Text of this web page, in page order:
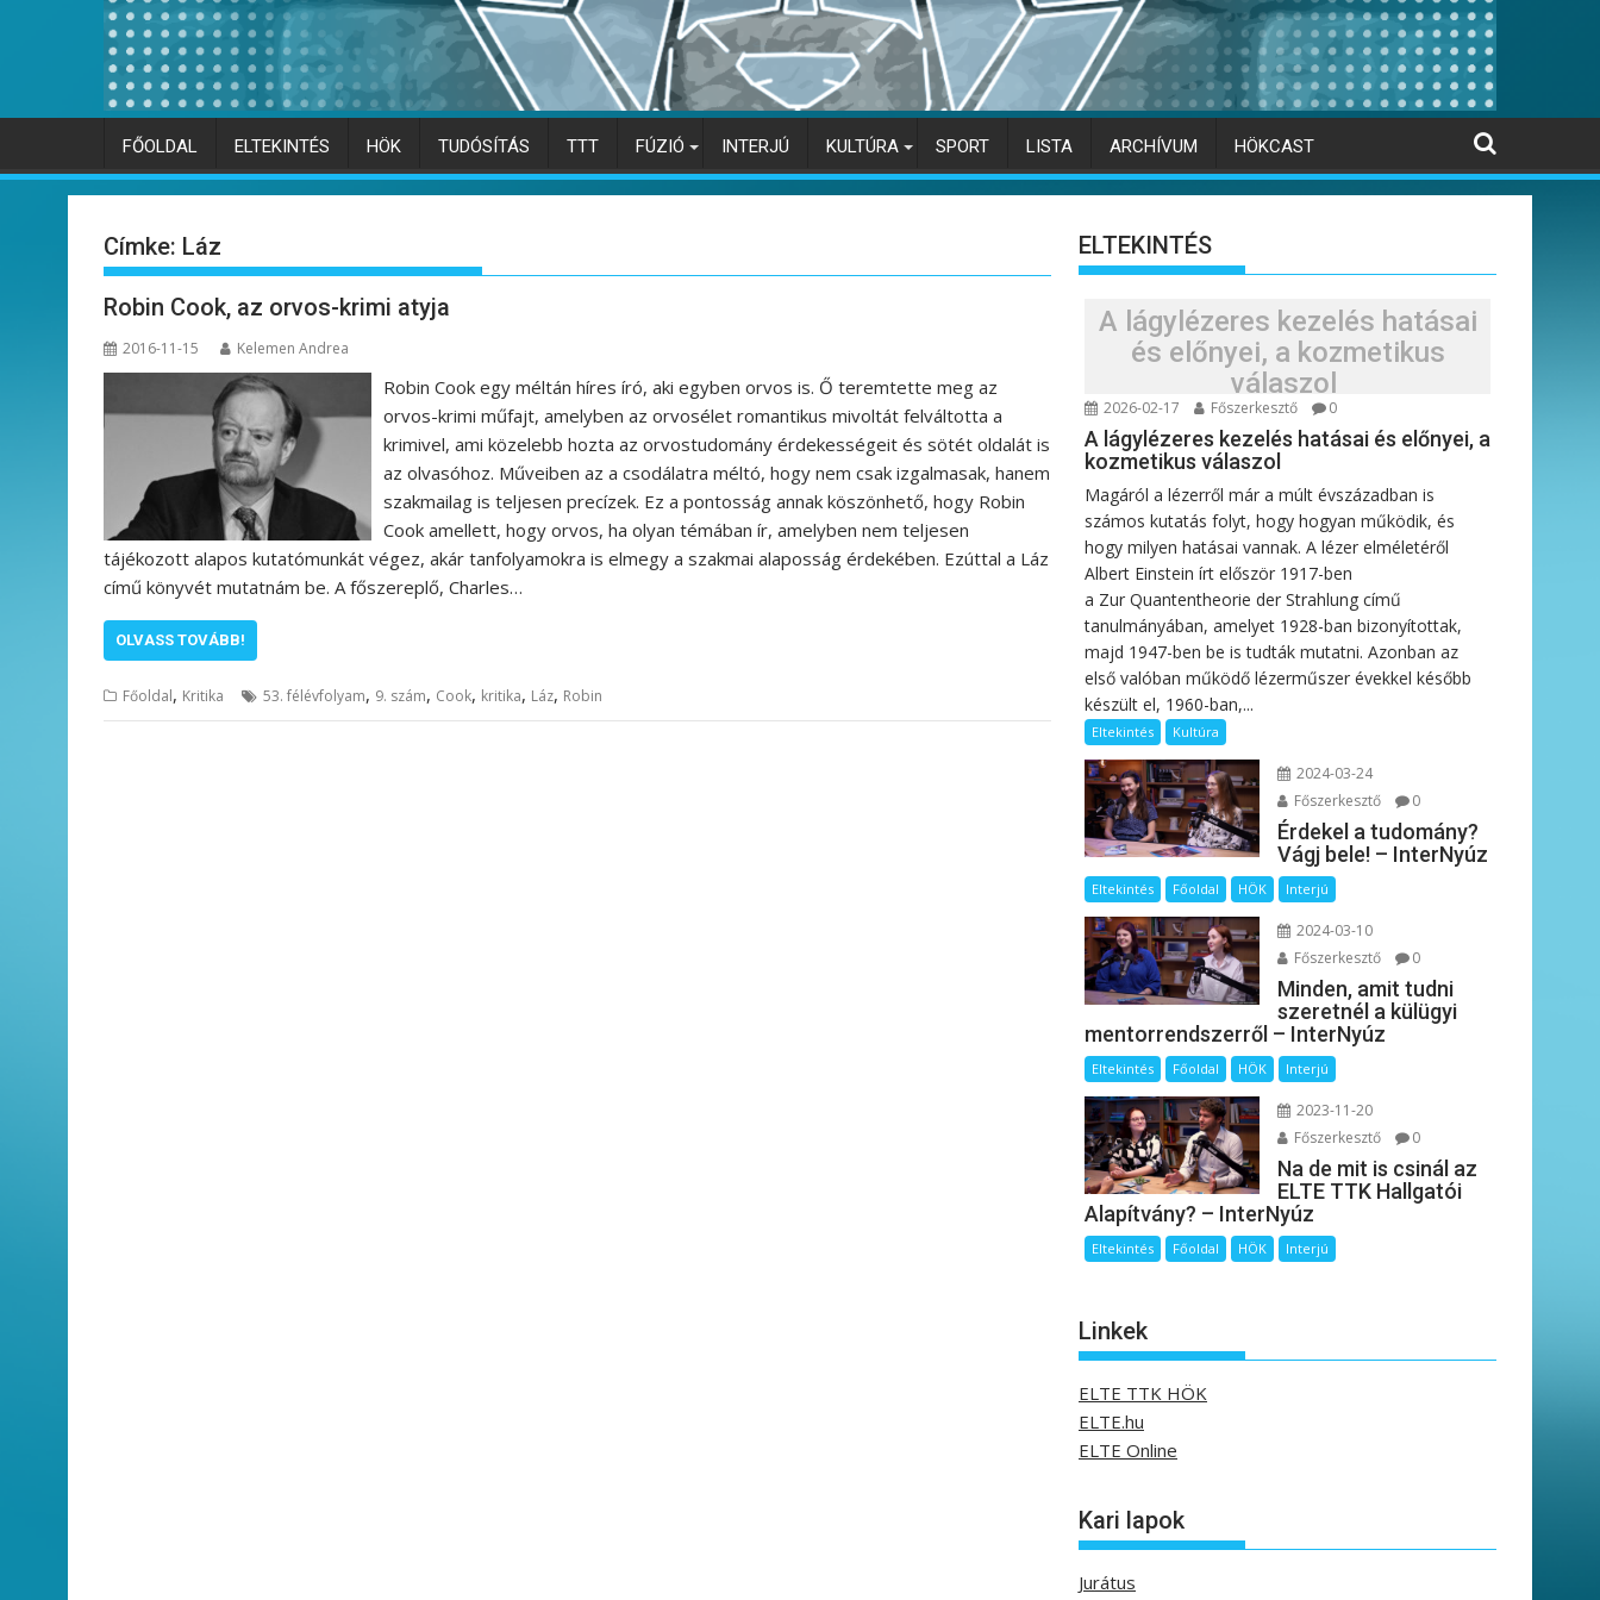
FŐOLDAL ELTEKINTÉS HÖK TUDÓSÍTÁS TTT FÚZIÓ INTERJÚ KULTÚRA SPORT LISTA ARCHÍVUM HÖKCAST
Címke: Láz
Robin Cook, az orvos-krimi atyja
2016-11-15 Kelemen Andrea
Robin Cook egy méltán híres író, aki egyben orvos is. Ő teremtette meg az
orvos-krimi műfajt, amelyben az orvosélet romantikus mivoltát felváltotta a
krimivel, ami közelebb hozta az orvostudomány érdekességeit és sötét oldalát is
az olvasóhoz. Műveiben az a csodálatra méltó, hogy nem csak izgalmasak, hanem
szakmailag is teljesen precízek. Ez a pontosság annak köszönhető, hogy Robin
Cook amellett, hogy orvos, ha olyan témában ír, amelyben nem teljesen
tájékozott alapos kutatómunkát végez, akár tanfolyamokra is elmegy a szakmai alaposság érdekében. Ezúttal a Láz
című könyvét mutatnám be. A főszereplő, Charles…
OLVASS TOVÁBB!
Főoldal, Kritika 53. félévfolyam, 9. szám, Cook, kritika, Láz, Robin
ELTEKINTÉS
A lágylézeres kezelés hatásai
és előnyei, a kozmetikus
válaszol
2026-02-17 Főszerkesztő 0
A lágylézeres kezelés hatásai és előnyei, a
kozmetikus válaszol
Magáról a lézerről már a múlt évszázadban is
számos kutatás folyt, hogy hogyan működik, és
hogy milyen hatásai vannak. A lézer elméletéről
Albert Einstein írt először 1917-ben
a Zur Quantentheorie der Strahlung című
tanulmányában, amelyet 1928-ban bizonyítottak,
majd 1947-ben be is tudták mutatni. Azonban az
első valóban működő lézerműszer évekkel később
készült el, 1960-ban,...
Eltekintés Kultúra
2024-03-24
Főszerkesztő
0
Érdekel a tudomány?
Vágj bele! – InterNyúz
Eltekintés Főoldal HÖK Interjú
2024-03-10
Főszerkesztő
0
Minden, amit tudni
szeretnél a külügyi
mentorrendszerről – InterNyúz
Eltekintés Főoldal HÖK Interjú
2023-11-20
Főszerkesztő
0
Na de mit is csinál az
ELTE TTK Hallgatói
Alapítvány? – InterNyúz
Eltekintés Főoldal HÖK Interjú
Linkek
ELTE TTK HÖK
ELTE.hu
ELTE Online
Kari lapok
Jurátus